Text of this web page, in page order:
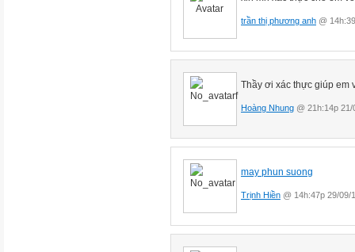
trần thị phương anh @
Thầy ơi xác thực giúp em
Hoàng Nhung @ 21h:14p 21/
may phun suong
Trịnh Hiền @ 14h:47p 29/09/